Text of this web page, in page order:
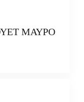
ΜΑΥΡΟ